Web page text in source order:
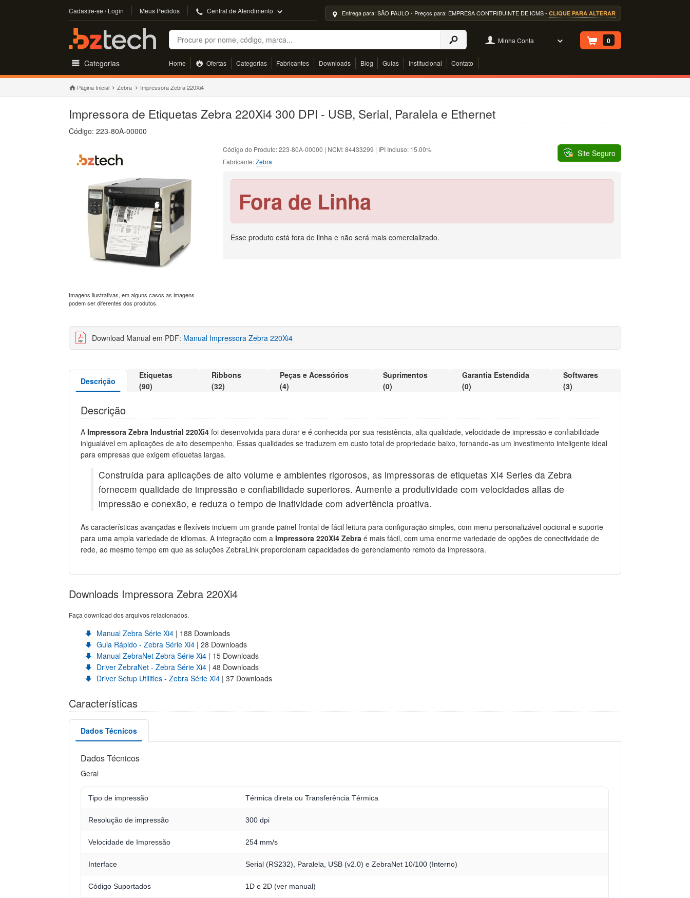
Cadastre-se / Login Meus Pedidos Central de Atendimento Entrega para: SÃO PAULO - Preços para: EMPRESA CONTRIBUINTE DE ICMS - CLIQUE PARA ALTERAR
Buscar
Minha Conta 0
Categorias Home Ofertas Categorias Fabricantes Downloads Blog Guias Institucional Contato
Página Inicial Zebra Impressora Zebra 220Xi4
Impressora de Etiquetas Zebra 220Xi4 300 DPI - USB, Serial, Paralela e Ethernet
Código: 223-80A-00000
Site Seguro
Imagens ilustrativas, em alguns casos as imagens
podem ser diferentes dos produtos.
Código do Produto: 223-80A-00000 | NCM: 84433299 | IPI Incluso: 15.00%
Fabricante:Zebra
Fora de Linha
Esse produto está fora de linha e não será mais comercializado.
Download Manual em PDF: Manual Impressora Zebra 220Xi4
Descrição
Etiquetas
(90)
Ribbons
(32)
Peças e Acessórios
(4)
Suprimentos
(0)
Garantia Estendida
(0)
Softwares
(3)
Descrição
AImpressora Zebra Industrial 220Xi4 foi desenvolvida para durar e é conhecida por sua resistência, alta qualidade, velocidade de impressão e confiabilidade
inigualável em aplicações de alto desempenho. Essas qualidades se traduzem em custo total de propriedade baixo, tornando-as um investimento inteligente ideal
para empresas que exigem etiquetas largas.
Construída para aplicações de alto volume e ambientes rigorosos, as impressoras de etiquetas Xi4 Series da Zebra
fornecem qualidade de impressão e confiabilidade superiores. Aumente a produtividade com velocidades altas de
impressão e conexão, e reduza o tempo de inatividade com advertência proativa.
As características avançadas e flexíveis incluem um grande painel frontal de fácil leitura para configuração simples, com menu personalizável opcional e suporte
para uma ampla variedade de idiomas. A integração com aImpressora 220XI4 Zebra é mais fácil, com uma enorme variedade de opções de conectividade de
rede, ao mesmo tempo em que as soluções ZebraLink proporcionam capacidades de gerenciamento remoto da impressora.
Downloads Impressora Zebra 220Xi4
Faça download dos arquivos relacionados.
Manual Zebra Série Xi4| 188 Downloads
Guia Rápido - Zebra Série Xi4| 28 Downloads
Manual ZebraNet Zebra Série Xi4| 15 Downloads
Driver ZebraNet - Zebra Série Xi4| 48 Downloads
Driver Setup Utilities - Zebra Série Xi4| 37 Downloads
Características
Dados Técnicos
Dados Técnicos
Geral
Tipo de impressão Térmica direta ou Transferência Térmica
Resolução de impressão 300 dpi
Velocidade de Impressão 254 mm/s
Interface Serial (RS232), Paralela, USB (v2.0) e ZebraNet 10/100 (Interno)
Código Suportados 1D e 2D (ver manual)